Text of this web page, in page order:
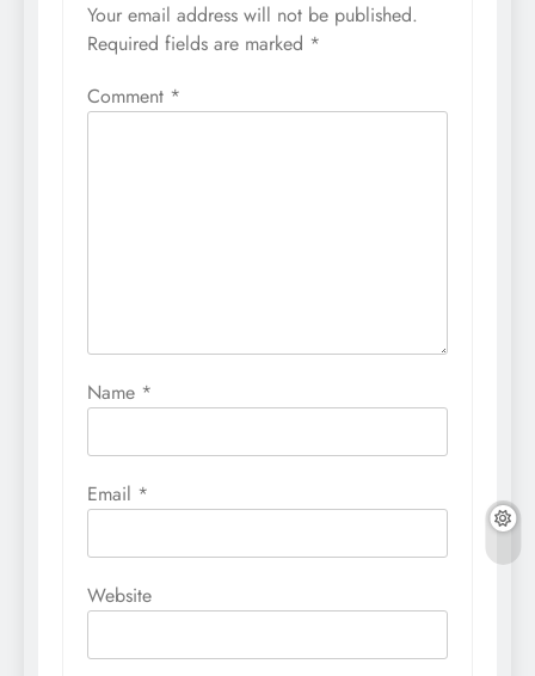
Your email address will not be published.
Required fields are marked *
Comment *
Name *
Email *
Website